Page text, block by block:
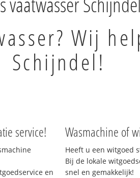
Wij
Schijndel!
service!
en
Wasmachine of
Heeft u een witgoed
Bij de lokale
snel en gemakkelijk!